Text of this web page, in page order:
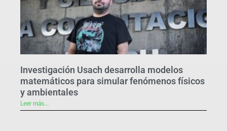
Investigación Usach desarrolla modelos
matemáticos para simular fenómenos físicos
y ambientales
Leer más...